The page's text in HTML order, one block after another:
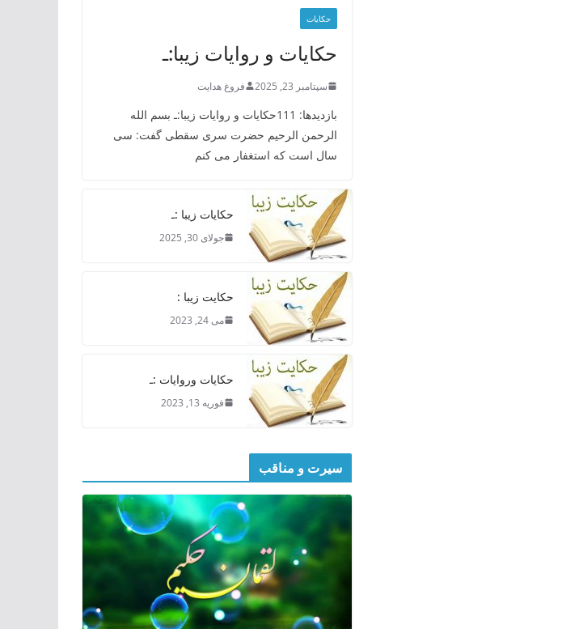
حکایات
حکایات و روایات زیبا:ـ
سپتامبر 23, 2025 فروغ هدایت
بازدیدها: 111حکایات و روایات زیبا:ـ بسم الله
الرحمن الرحیم حضرت سری سقطی گفت: سی
سال است که استغفار می کنم
حکایات زیبا :ـ
جولای 30, 2025
حکایت زیبا :
می 24, 2023
حکایات وروایات :ـ
فوریه 13, 2023
سیرت و مناقب